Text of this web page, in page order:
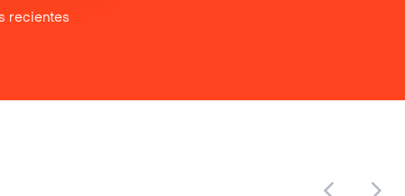
recientes